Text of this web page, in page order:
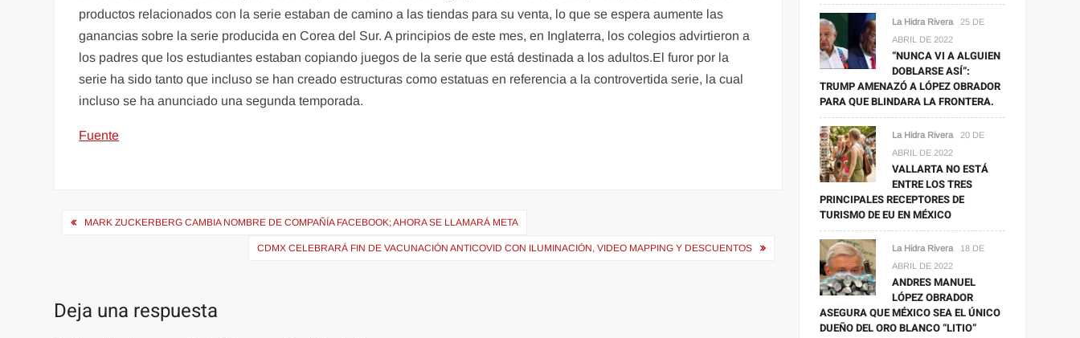
productos relacionados con la serie estaban de camino a las tiendas para su venta, lo que se espera aumente las
ganancias sobre la serie producida en Corea del Sur. A principios de este mes, en Inglaterra, los colegios advirtieron a
los padres que los estudiantes estaban copiando juegos de la serie que está destinada a los adultos.​El furor por la
serie ha sido tanto que incluso se han creado estructuras como estatuas en referencia a la controvertida serie, la cual
incluso se ha anunciado una segunda temporada.
Fuente
Navegación
MARK ZUCKERBERG CAMBIA NOMBRE DE COMPAÑÍA FACEBOOK; AHORA SE LLAMARÁ META
CDMX CELEBRARÁ FIN DE VACUNACIÓN ANTICOVID CON ILUMINACIÓN, VIDEO MAPPING Y DESCUENTOS
Deja una respuesta
La Hidra Rivera
25 DE
ABRIL DE 2022
“NUNCA VI A ALGUIEN
DOBLARSE ASÍ”:
TRUMP AMENAZÓ A LÓPEZ OBRADOR
PARA QUE BLINDARA LA FRONTERA.
La Hidra Rivera
20 DE
ABRIL DE 2022
VALLARTA NO ESTÁ
ENTRE LOS TRES
PRINCIPALES RECEPTORES DE
TURISMO DE EU EN MÉXICO
La Hidra Rivera
18 DE
ABRIL DE 2022
ANDRES MANUEL
LÓPEZ OBRADOR
ASEGURA QUE MÉXICO SEA EL ÚNICO
DUEÑO DEL ORO BLANCO “LITIO”